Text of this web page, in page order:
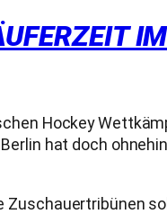
Hockey
hat doch